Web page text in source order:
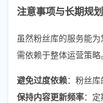
注意事项与长期规划
虽然粉丝库的服务能
需依赖于整体运营策略
避免过度依赖：粉丝
保持内容更新频率：